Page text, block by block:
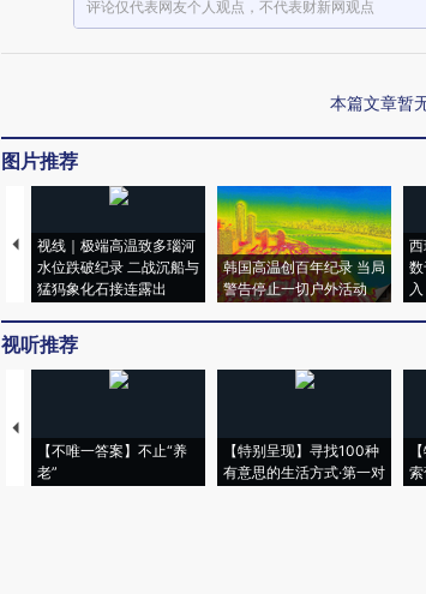
评论仅代表网友个人观点，不代表财新网观点
本篇文章暂
图片推荐
视线｜极端高温致多瑙河
水位跌破纪录 二战沉船与
猛犸象化石接连露出
韩国高温创百年纪录 当局
警告停止一切户外活动
入
视听推荐
【不唯一答案】不止“养
老”
【特别呈现】寻找100种
有意思的生活方式·第一对